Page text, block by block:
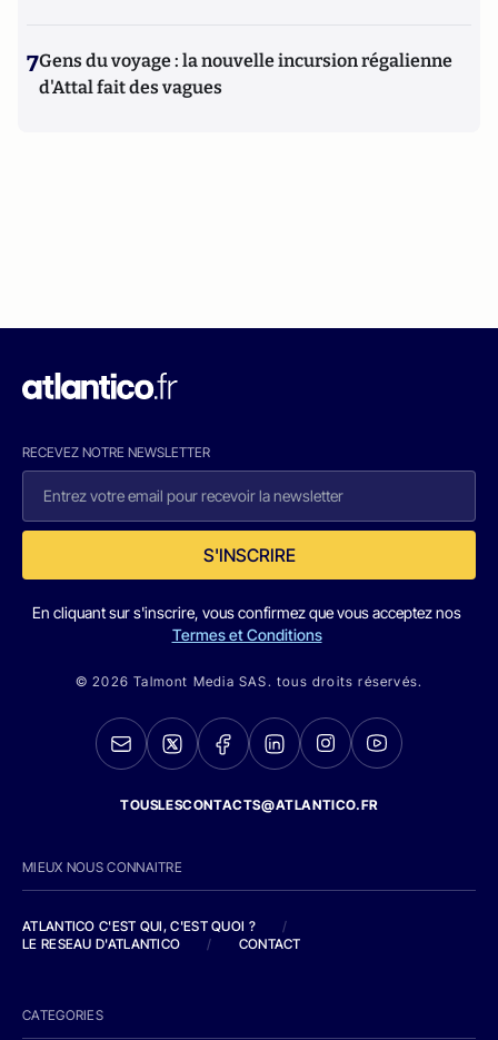
7Gens du voyage : la nouvelle incursion régalienne
d'Attal fait des vagues
RECEVEZ NOTRE NEWSLETTER
S'INSCRIRE
En cliquant sur s'inscrire, vous confirmez que vous acceptez nos
Termes et Conditions
© 2026 Talmont Media SAS. tous droits réservés.
TOUSLESCONTACTS@ATLANTICO.FR
MIEUX NOUS CONNAITRE
ATLANTICO C'EST QUI, C'EST QUOI ?
/
LE RESEAU D'ATLANTICO
/ CONTACT
CATEGORIES